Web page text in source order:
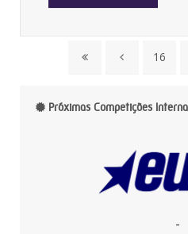
16
Próximas Competições
-